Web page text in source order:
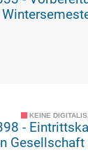
KEINE
Gesellschaft